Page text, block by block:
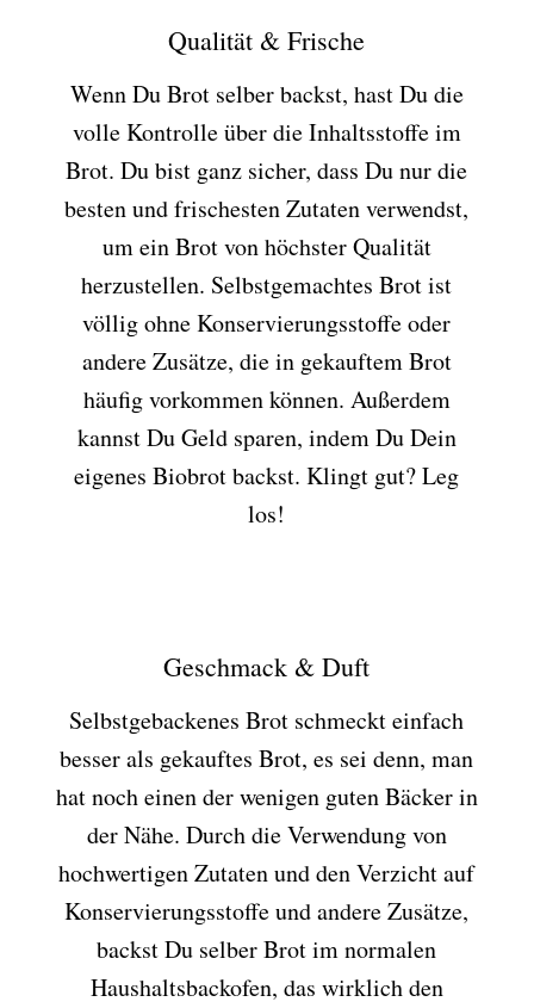
Qualität & Frische
Wenn Du Brot selber backst, hast Du die
volle Kontrolle über die Inhaltsstoffe im
Brot. Du bist ganz sicher, dass Du nur die
besten und frischesten Zutaten verwendst,
um ein Brot von höchster Qualität
herzustellen. Selbstgemachtes Brot ist
völlig ohne Konservierungsstoffe oder
andere Zusätze, die in gekauftem Brot
häufig vorkommen können. Außerdem
kannst Du Geld sparen, indem Du Dein
eigenes Biobrot backst. Klingt gut? Leg
los!
Geschmack & Duft
Selbstgebackenes Brot schmeckt einfach
besser als gekauftes Brot, es sei denn, man
hat noch einen der wenigen guten Bäcker in
der Nähe. Durch die Verwendung von
hochwertigen Zutaten und den Verzicht auf
Konservierungsstoffe und andere Zusätze,
backst Du selber Brot im normalen
Haushaltsbackofen, das wirklich den